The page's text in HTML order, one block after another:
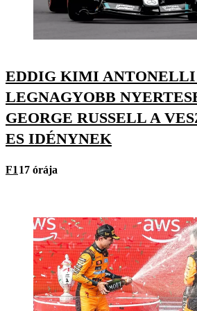
EDDIG KIMI ANTONELLI
LEGNAGYOBB
GEORGE RUSSELL A
ES IDÉNYNEK
F1 17 órája